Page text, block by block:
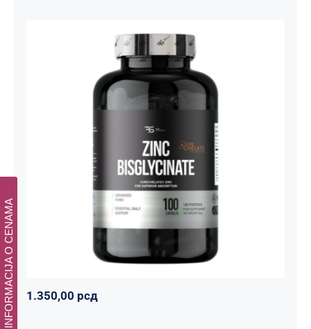
Cink Bisglicinat 20 mg – Zinc
Bisglycinate CoreChelate®, 100
kapsula
Basic supplements Svi proizvodi Vitaminko
1.350,00рсд
1.350,00 рсд
INFORMACIJA O CENAMA